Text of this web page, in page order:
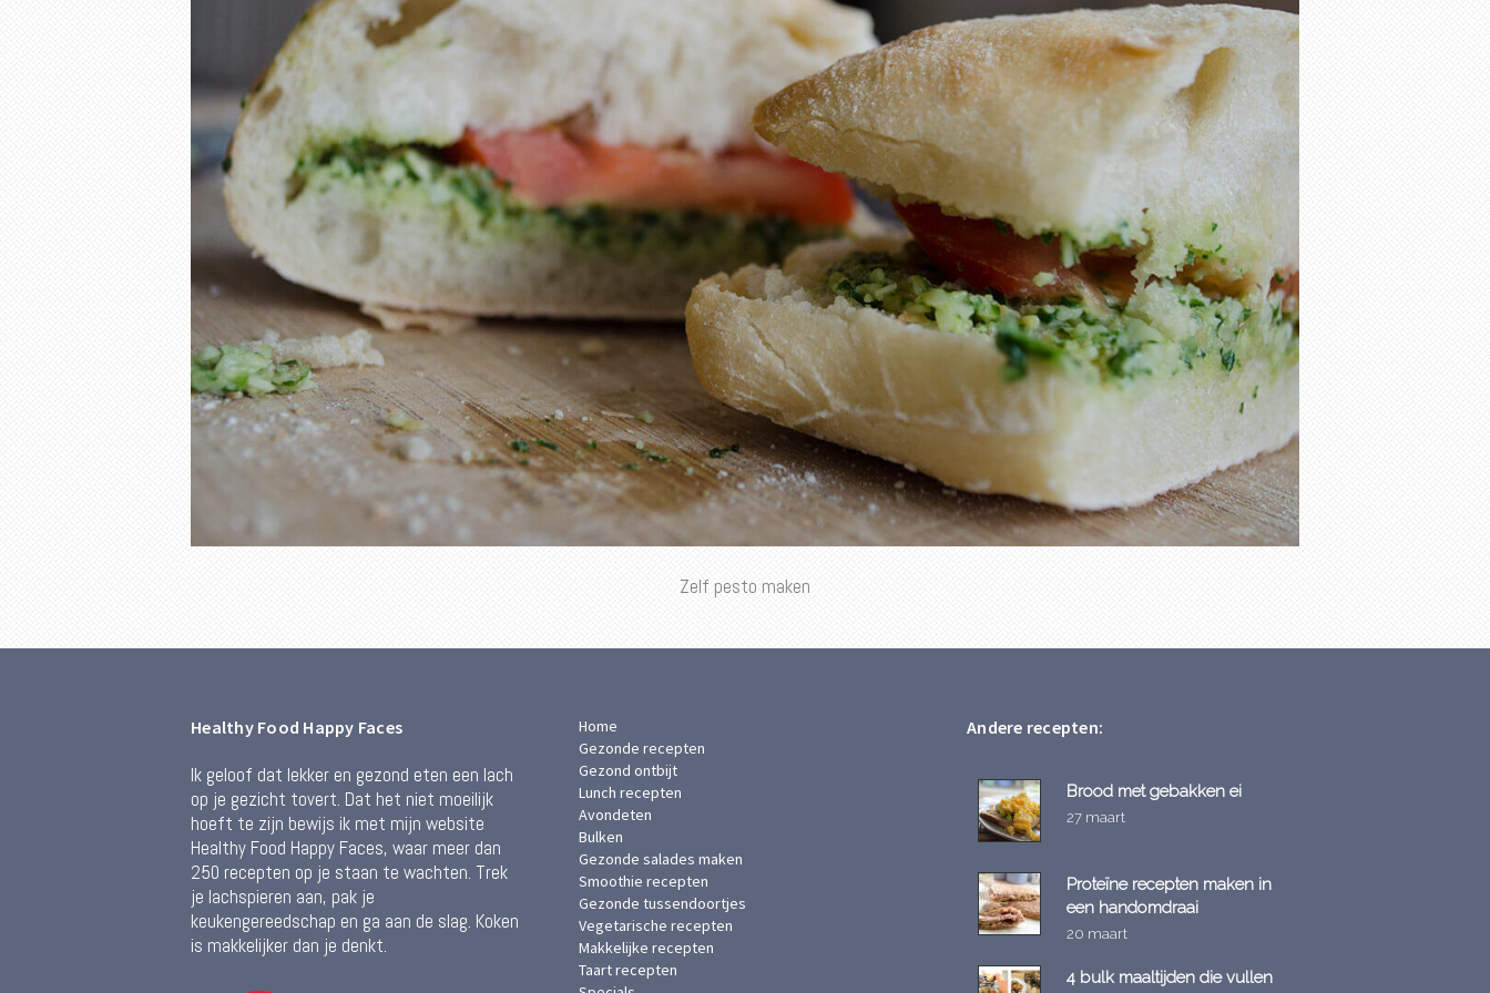
Zelf pesto maken
Healthy Food Happy Faces
Ik geloof dat lekker en gezond eten een lach
op je gezicht tovert. Dat het niet moeilijk
hoeft te zijn bewijs ik met mijn website
Healthy Food Happy Faces, waar meer dan
250 recepten op je staan te wachten. Trek
je lachspieren aan, pak je
keukengereedschap en ga aan de slag. Koken
is makkelijker dan je denkt.
Home
Gezonde recepten
Gezond ontbijt
Lunch recepten
Avondeten
Bulken
Gezonde salades maken
Smoothie recepten
Gezonde tussendoortjes
Vegetarische recepten
Makkelijke recepten
Taart recepten
Andere recepten:
Brood met gebakken ei
27 maart
Proteïne recepten maken in
een handomdraai
20 maart
4 bulk maaltijden die vullen